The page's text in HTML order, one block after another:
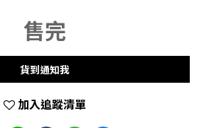
售完
貨到通知我
加入追蹤清單